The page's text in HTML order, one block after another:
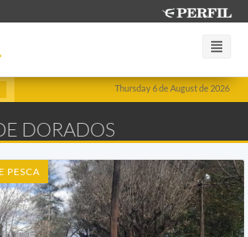
Thursday 6 de August de 2026
DORADOS
PESCA